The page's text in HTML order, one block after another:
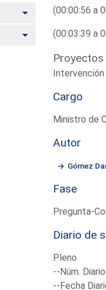
Alternar
Alternar
(00:00:56 a
(00:03:39 a
Cargo
Ministro de
Autor
Gómez
Fase
Pregunta-
Diario de
Pleno
--Núm.
--Fecha